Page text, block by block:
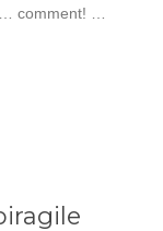
comment! …